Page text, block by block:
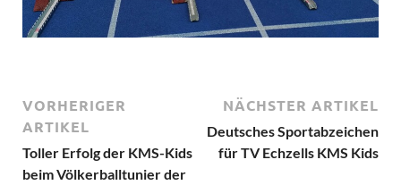
VORHERIGER
ARTIKEL
Toller Erfolg der KMS-Kids
beim Völkerballtunier der
NÄCHSTER ARTIKEL
Deutsches Sportabzeichen
für TV Echzells KMS Kids